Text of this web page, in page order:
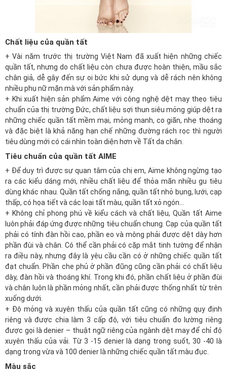
Chất liệu của quần tất
+ Vài năm trước thị trường Việt Nam đã xuất hiện những chiếc
quần tất, nhưng do chất liệu còn chưa được hoàn thiện, mầu sắc
chân giả, dễ gây đến sự oi bức khi sử dụng và dễ rách nên không
nhiều phụ nữ mặn mà với sản phẩm này.
+ Khi xuất hiện sản phẩm Aime với công nghệ dệt may theo tiêu
chuẩn của thị trường Đức, chất liệu sợi thun siêu mỏng giúp dệt ra
những chiếc quần tất mềm mại, mỏng manh, co giãn, nhẹ thoáng
và đặc biệt là khả năng hạn chế những đường rách rọc thì người
tiêu dùng mới có cái nhìn toàn diện hơn về Tất da chân.
Tiêu chuẩn của quần tất AIME
+ Để duy trì được sự quan tâm của chị em, Aime không ngừng tạo
ra các kiểu dáng mới, nhiều chất liệu để thỏa mãn nhiều gu tiêu
dùng khác nhau. Quần tất chống nắng, quần tất nhỏ bụng, lưới, cạp
thấp, có họa tiết và các loại tất màu, quần tất xỏ ngón…
+ Không chỉ phong phú về kiểu cách và chất liệu, Quần tất Aime
luôn phải đáp ứng được những tiêu chuẩn chung. Cạp của quần tất
phải có tính đàn hồi cao, phần eo và mông phải được dệt dày hơn
phần đùi và chân. Có thể cần phải có cặp mắt tinh tường để nhận
ra điều này, nhưng đây là yêu cầu cần có ở những chiếc quần tất
đạt chuẩn. Phần che phủ ở phần đũng cũng cần phải có chất liệu
dày, đàn hồi và thoáng khí. Trong khi đó, phần chất liệu ở phần đùi
và chân luôn là phần mỏng nhất, cần phải được thống nhất từ trên
xuống dưới.
+ Độ mỏng và xuyên thấu của quần tất cũng có những quy định
riêng và được chia làm 3 cấp độ, với tiêu chuẩn đo lường riêng
được gọi là denier – thuật ngữ riêng của ngành dệt may để chỉ độ
xuyên thấu của vải. Từ 3 -15 denier là dạng trong suốt, 30 -40 là
dạng trong vừa và 100 denier là những chiếc quần tất màu đục.
Màu sắc